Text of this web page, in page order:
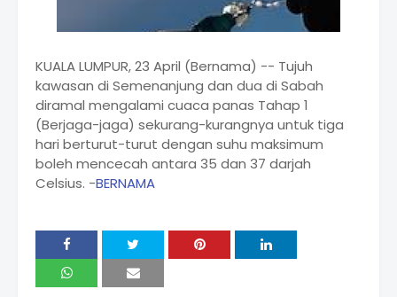
KUALA LUMPUR, 23 April (Bernama) -- Tujuh
kawasan di Semenanjung dan dua di Sabah
diramal mengalami cuaca panas Tahap 1
(Berjaga-jaga) sekurang-kurangnya untuk tiga
hari berturut-turut dengan suhu maksimum
boleh mencecah antara 35 dan 37 darjah
Celsius. -BERNAMA